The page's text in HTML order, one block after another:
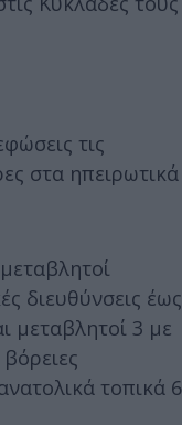
τις
στα ηπειρωτικά
διευθύνσεις έως
μεταβλητοί 3 με
τοπικά 6